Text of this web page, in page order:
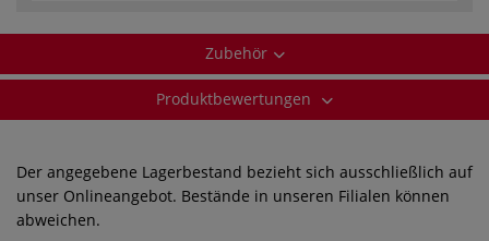
Zubehör
Produktbewertungen
Der angegebene Lagerbestand bezieht sich ausschließlich auf
unser Onlineangebot. Bestände in unseren Filialen können
abweichen.